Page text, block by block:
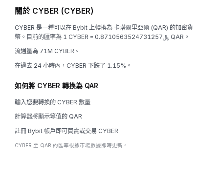
關於 CYBER (CYBER)
CYBER 是一種可以在 Bybit 上轉換為 卡塔爾里亞爾 (QAR) 的加密貨
幣。目前的匯率為 1 CYBER = ﷼0.8710563524731257 QAR。
流通量為 71M CYBER。
在過去 24 小時內，CYBER 下跌了 1.15%。
如何將 CYBER 轉換為 QAR
輸入您要轉換的 CYBER 數量
計算器將顯示等值的 QAR
註冊 Bybit 帳戶即可買賣或交易 CYBER
CYBER 至 QAR 的匯率根據市場數據即時更新。